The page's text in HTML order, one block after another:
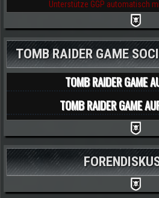
Unterstütze GGP automatisch
TOMB RAIDER GAME
TOMB RAIDER GAME
TOMB RAIDER GAME